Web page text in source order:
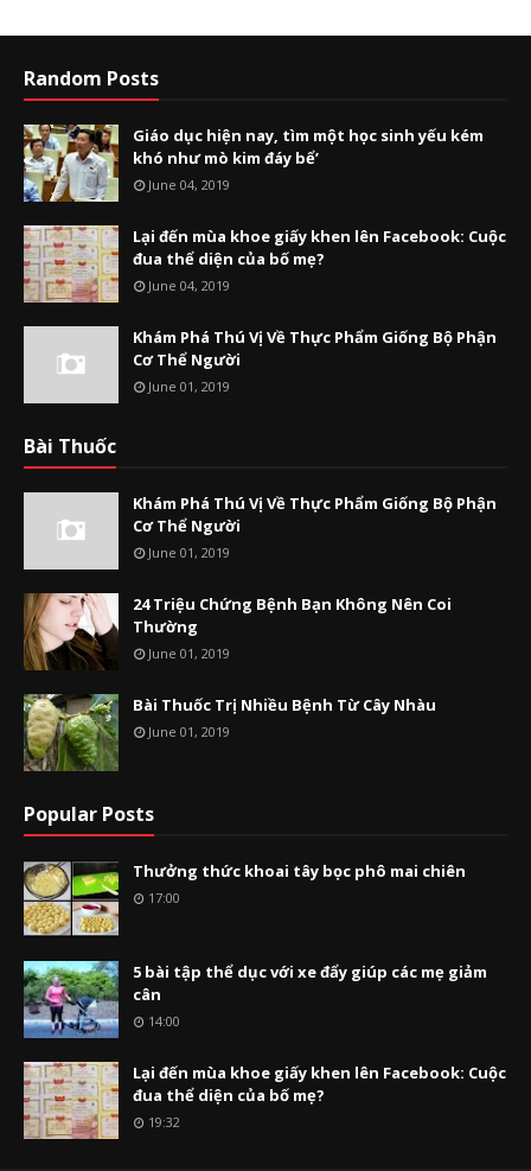
Random Posts
Giáo dục hiện nay, tìm một học sinh yếu kém
khó như mò kim đáy bể’
June 04, 2019
Lại đến mùa khoe giấy khen lên Facebook: Cuộc
đua thể diện của bố mẹ?
June 04, 2019
Khám Phá Thú Vị Về Thực Phẩm Giống Bộ Phận
Cơ Thể Người
June 01, 2019
Bài Thuốc
Khám Phá Thú Vị Về Thực Phẩm Giống Bộ Phận
Cơ Thể Người
June 01, 2019
24 Triệu Chứng Bệnh Bạn Không Nên Coi
Thường
June 01, 2019
Bài Thuốc Trị Nhiều Bệnh Từ Cây Nhàu
June 01, 2019
Popular Posts
Thưởng thức khoai tây bọc phô mai chiên
17:00
5 bài tập thể dục với xe đẩy giúp các mẹ giảm
cân
14:00
Lại đến mùa khoe giấy khen lên Facebook: Cuộc
đua thể diện của bố mẹ?
19:32